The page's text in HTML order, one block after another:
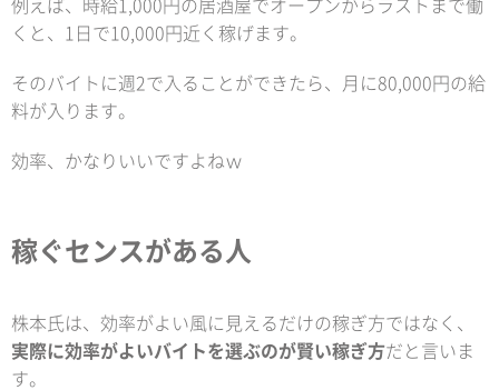
例えば、時給1,000円の居酒屋でオープンからラストまで働
くと、1日で10,000円近く稼げます。
そのバイトに週2で入ることができたら、月に80,000円の給
料が入ります。
効率、かなりいいですよねｗ
稼ぐセンスがある人
株本氏は、効率がよい風に見えるだけの稼ぎ方ではなく、
実際に効率がよいバイトを選ぶのが賢い稼ぎ方だと言いま
す。